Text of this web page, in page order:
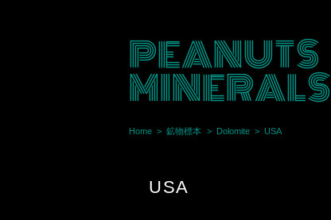
PEANUTS
MINERALS
Home 鉱物標本 Dolomite USA
USA